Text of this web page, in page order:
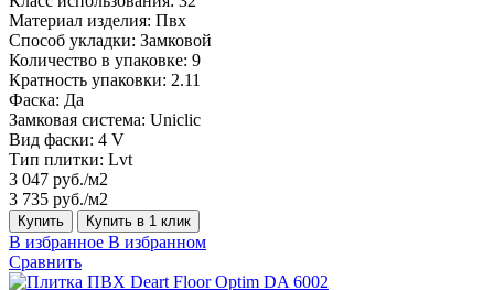
Материал изделия: Пвх
Способ укладки: Замковой
Количество в упаковке: 9
Кратность упаковки: 2.11
Фаска: Да
Замковая система: Uniclic
Вид фаски: 4 V
Тип плитки: Lvt
3 047 руб./м2
3 735 руб./м2
Купить Купить в 1 клик
В избранное В избранном
Сравнить